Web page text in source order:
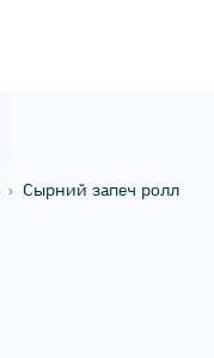
› Сырний запеч ролл